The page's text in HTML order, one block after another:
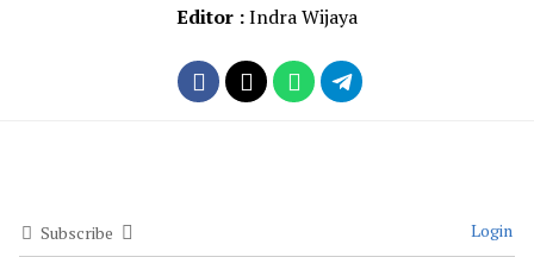
Editor :Indra Wijaya
Subscribe Login